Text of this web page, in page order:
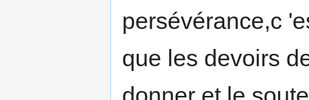
persévérance,c
que les devoirs